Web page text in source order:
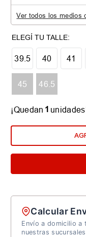
Ver todos los medios
39.5 40 41
45 46.5
¡Quedan 1
Calcular
Envío a domicilio
nuestras sucursales